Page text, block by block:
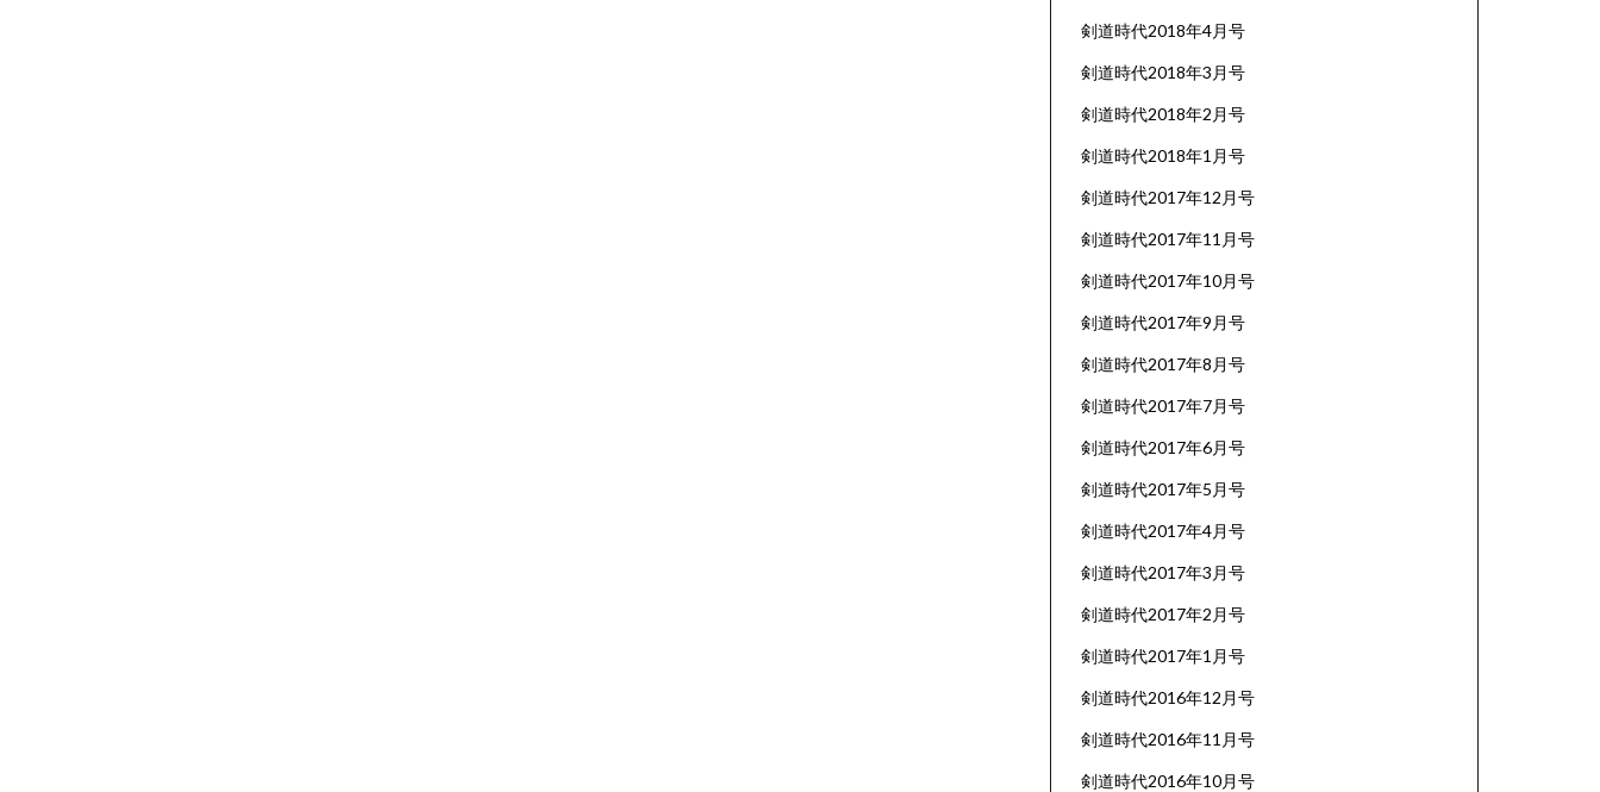
剣道時代2018年4月号
剣道時代2018年3月号
剣道時代2018年2月号
剣道時代2018年1月号
剣道時代2017年12月号
剣道時代2017年11月号
剣道時代2017年10月号
剣道時代2017年9月号
剣道時代2017年8月号
剣道時代2017年7月号
剣道時代2017年6月号
剣道時代2017年5月号
剣道時代2017年4月号
剣道時代2017年3月号
剣道時代2017年2月号
剣道時代2017年1月号
剣道時代2016年12月号
剣道時代2016年11月号
剣道時代2016年10月号